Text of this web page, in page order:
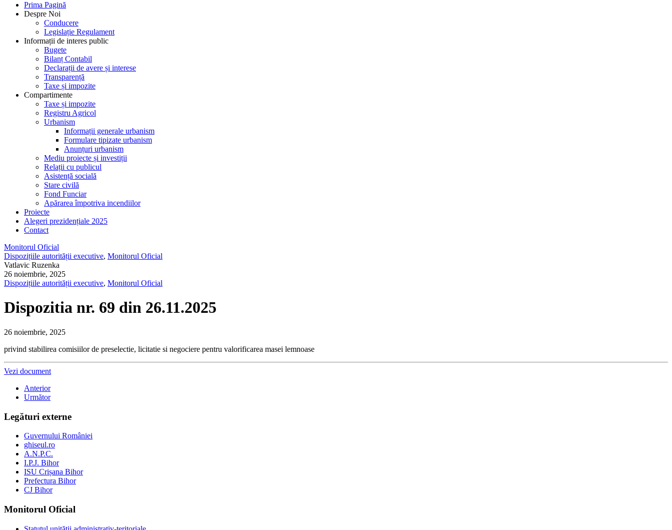
Prima Pagină
Despre Noi
Conducere
Legislație Regulament
Informații de interes public
Bugete
Bilanț Contabil
Declarații de avere și interese
Transparență
Taxe și impozite
Compartimente
Taxe și impozite
Registru Agricol
Urbanism
Informații generale urbanism
Formulare tipizate urbanism
Anunțuri urbanism
Mediu proiecte și investiții
Relații cu publicul
Asistență socială
Stare civilă
Fond Funciar
Apărarea împotriva incendiilor
Proiecte
Alegeri prezidențiale 2025
Contact
Monitorul Oficial
Dispozițiile autorității executive, Monitorul Oficial
Vatlavic Ruzenka
26 noiembrie, 2025
Dispozițiile autorității executive, Monitorul Oficial
Dispozitia nr. 69 din 26.11.2025
26 noiembrie, 2025
privind stabilirea comisiilor de preselectie, licitatie si negociere pentru valorificarea masei lemnoase
Vezi document
Anterior
Următor
Legături externe
Guvernului României
ghiseul.ro
A.N.P.C.
I.P.J. Bihor
ISU Crișana Bihor
Prefectura Bihor
CJ Bihor
Monitorul Oficial